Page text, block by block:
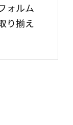
ォルム
り揃え